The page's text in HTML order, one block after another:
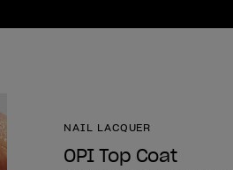
NAIL LACQUER
OPI Top Coat